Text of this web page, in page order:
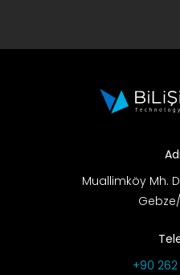
Muallimköy Mh.
+90 262